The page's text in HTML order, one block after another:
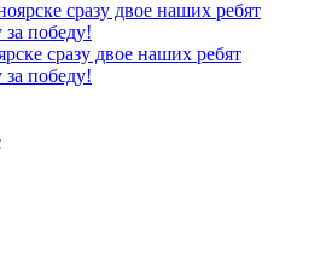
сразу двое наших ребят
за победу!